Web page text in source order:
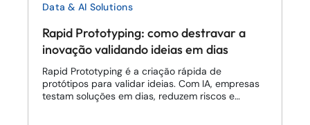
Data & AI Solutions
Rapid Prototyping: como destravar a
inovação validando ideias em dias
Rapid Prototyping é a criação rápida de
protótipos para validar ideias. Com IA, empresas
testam soluções em dias, reduzem riscos e